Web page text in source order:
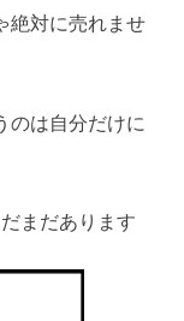
絶対に売れませ
のは自分だけに
まだあります